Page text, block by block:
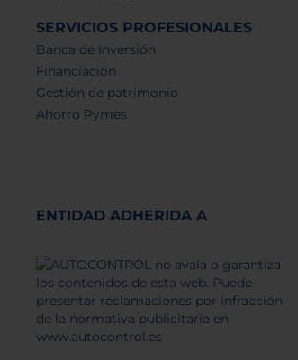
SERVICIOS PROFESIONALES
Banca de Inversión
Financiación
Gestión de patrimonio
Ahorro Pymes
ENTIDAD ADHERIDA A